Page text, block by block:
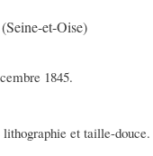
et-Oise)
1845.
et taille-douce.